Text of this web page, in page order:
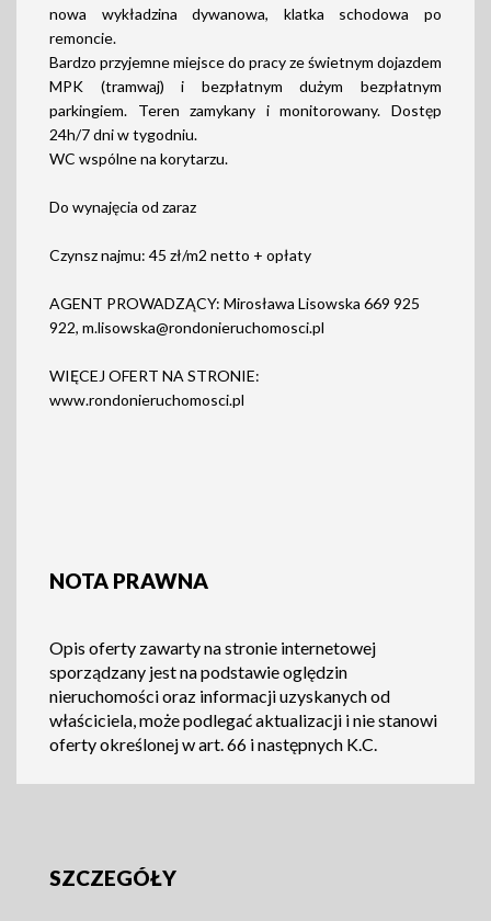
nowa wykładzina dywanowa, klatka schodowa po
remoncie.
Bardzo przyjemne miejsce do pracy ze świetnym dojazdem
MPK (tramwaj) i bezpłatnym dużym bezpłatnym
parkingiem. Teren zamykany i monitorowany. Dostęp
24h/7 dni w tygodniu.
WC wspólne na korytarzu.
Do wynajęcia od zaraz
Czynsz najmu: 45 zł/m2 netto + opłaty
AGENT PROWADZĄCY: Mirosława Lisowska 669 925
922, m.lisowska@rondonieruchomosci.pl
WIĘCEJ OFERT NA STRONIE:
www.rondonieruchomosci.pl
NOTA PRAWNA
Opis oferty zawarty na stronie internetowej
sporządzany jest na podstawie oględzin
nieruchomości oraz informacji uzyskanych od
właściciela, może podlegać aktualizacji i nie stanowi
oferty określonej w art. 66 i następnych K.C.
SZCZEGÓŁY